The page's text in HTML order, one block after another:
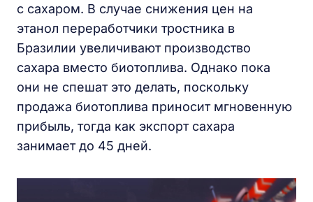
с сахаром. В случае снижения цен на
этанол переработчики тростника в
Бразилии увеличивают производство
сахара вместо биотоплива. Однако пока
они не спешат это делать, поскольку
продажа биотоплива приносит мгновенную
прибыль, тогда как экспорт сахара
занимает до 45 дней.